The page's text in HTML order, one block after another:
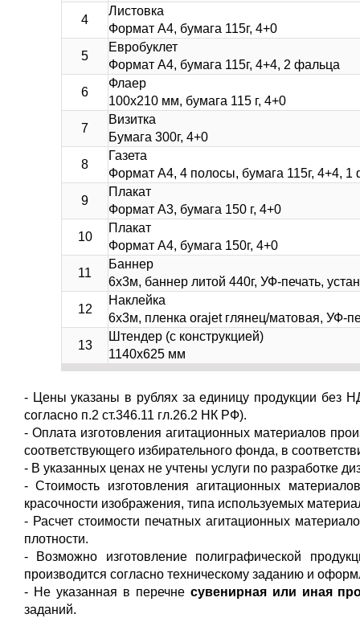
4
Листовка
Формат А4, бумага 115г, 4+0
5
Евробуклет
Формат А4, бумага 115г, 4+4, 2 фальца
6
Флаер
100х210 мм, бумага 115 г, 4+0
7
Визитка
Бумага 300г, 4+0
8
Газета
Формат А4, 4 полосы, бумага 115г, 4+4, 1
9
Плакат
Формат А3, бумага 150 г, 4+0
10
Плакат
Формат А4, бумага 150г, 4+0
11
Баннер
6х3м, баннер литой 440г, УФ-печать,
12
Наклейка
6х3м, пленка orajet глянец/матовая, УФ-
13
Штендер (с конструкцией)
1140х625 мм
- Цены указаны в рублях за единицу продукции без
согласно п.2 ст.346.11 гл.26.2 НК РФ).
- Оплата изготовления агитационных материалов
соответствующего избирательного фонда, в
- В указанных ценах не учтены услуги по разработке
- Стоимость изготовления агитационных
красочности изображения, типа используемых
- Расчет стоимости печатных агитационных
плотности.
- Возможно изготовление полиграфической
производится согласно техническому заданию и
- Не указанная в перечнесувенирная или иная
заданий.